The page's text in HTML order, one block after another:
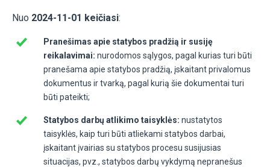
Nuo 2024-11-01 keičiasi:
Pranešimas apie statybos pradžią ir susiję
reikalavimai: nurodomos sąlygos, pagal kurias turi būti
pranešama apie statybos pradžią, įskaitant privalomus
dokumentus ir tvarką, pagal kurią šie dokumentai turi
būti pateikti;
Statybos darbų atlikimo taisyklės: nustatytos
taisyklės, kaip turi būti atliekami statybos darbai,
įskaitant įvairias su statybos procesu susijusias
situacijas, pvz., statybos darbų vykdymą nepranešus